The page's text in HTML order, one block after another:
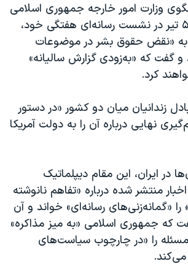
۹۸
جایزه نوبل صلح
به چین
وزارت امور خارجه جمهوری اسلامی
ایران، روز دوشنبه ۵ تیر در نشست رسانه‌ای هفتگی خود،
به «نقض حقوق بشر در موضوعات
گفت که «به‌زودی گزارش سالیانه»
کرد.
زندانیان میان دو کشور «در دستور
نهایی درباره آن را به دولت آمریکا
در ایران، این مقام دیپلماتیک
منتشر شده درباره «تفاهم نانوشته
را «گمانه‌زنی‌های رسانه‌ای» خواند و آن
که جمهوری اسلامی «به میز مذاکره»
مسئله را «در چارچوب سیاست‌های